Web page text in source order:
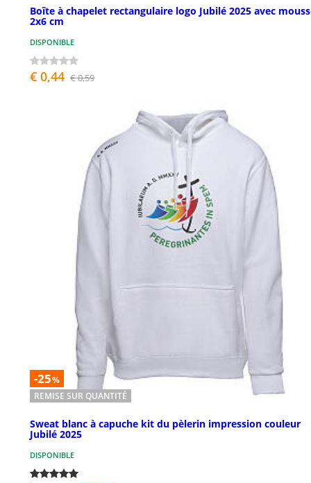
Boîte à chapelet rectangulaire logo Jubilé 2025 avec
2x6 cm
DISPONIBLE
€ 0,44 € 0,59
-25%
REMISE SUR QUANTITÉ
Sweat blanc à capuche kit du pèlerin impression couleur
Jubilé 2025
DISPONIBLE